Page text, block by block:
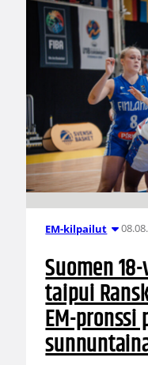
EM-kilpailut
Suomen
taipui
EM-pronssi